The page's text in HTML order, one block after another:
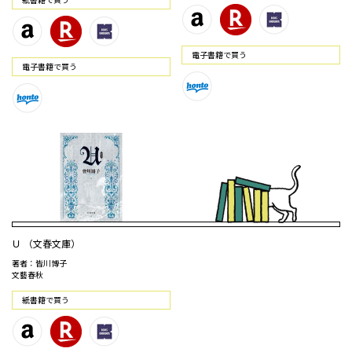
電⼦書籍で買う
電⼦書籍で買う
Ｕ （文春文庫）
著者：皆川博子
文藝春秋
紙書籍で買う